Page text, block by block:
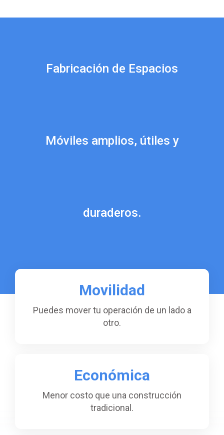
Fabricación de Espacios
Móviles amplios, útiles y
duraderos.
Movilidad
Puedes mover tu operación de un lado a
otro.
Económica
Menor costo que una construcción
tradicional.